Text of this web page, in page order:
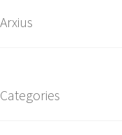
Arxius
Categories